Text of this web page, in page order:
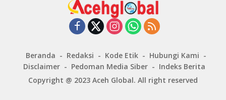
Beranda Redaksi Kode Etik
Hubungi Kami
Disclaimer
Pedoman Media Siber
Indeks Berita
Copyright @ 2023 Aceh Global. All right reserved